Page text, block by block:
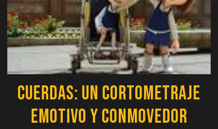
Cuerdas: Un Cortometraje
Emotivo y Conmovedor